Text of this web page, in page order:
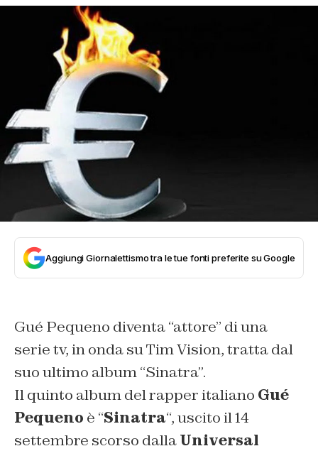
Aggiungi Giornalettismo tra le tue fonti preferite su Google
Gué Pequeno diventa “attore” di una
serie tv, in onda su Tim Vision, tratta dal
suo ultimo album “Sinatra”.
Il quinto album del rapper italiano Gué
Pequeno è “Sinatra“, uscito il 14
settembre scorso dallaUniversal